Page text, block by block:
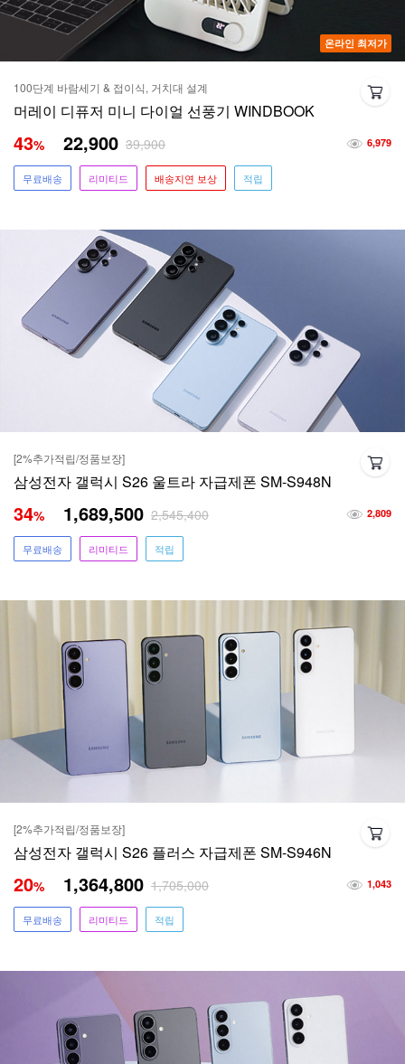
온라인 최저가
100단계 바람세기 & 접이식, 거치대 설계
머레이 디퓨저 미니 다이얼 선풍기 WINDBOOK
6,979
43% 22,900 39,900
무료배송 리미티드 배송지연 보상 적립
[2%추가적립/정품보장]
삼성전자 갤럭시 S26 울트라 자급제폰 SM-S948N
2,809
34% 1,689,500 2,545,400
무료배송 리미티드 적립
[2%추가적립/정품보장]
삼성전자 갤럭시 S26 플러스 자급제폰 SM-S946N
1,043
20% 1,364,800 1,705,000
무료배송 리미티드 적립